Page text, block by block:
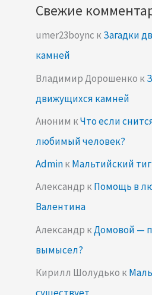
Свежие
umer23boync кЗагадки
камней
Владимир Дорошенко к
движущихся камней
Аноним кЧто если
любимый человек?
AdminкМальтийский
Александр кПомощь в
Валентина
Александр кДомовой —
вымысел?
Кирилл Шолудько к